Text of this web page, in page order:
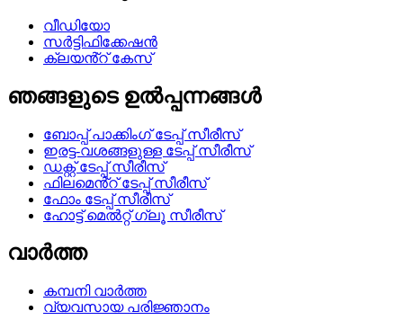
വീഡിയോ
സർട്ടിഫിക്കേഷൻ
ക്ലയൻ്റ് കേസ്
ഞങ്ങളുടെ ഉൽപ്പന്നങ്ങൾ
ബോപ്പ് പാക്കിംഗ് ടേപ്പ് സീരീസ്
ഇരട്ട-വശങ്ങളുള്ള ടേപ്പ് സീരീസ്
ഡക്റ്റ് ടേപ്പ് സീരീസ്
ഫിലമെൻ്റ് ടേപ്പ് സീരീസ്
ഫോം ടേപ്പ് സീരീസ്
ഹോട്ട് മെൽറ്റ് ഗ്ലൂ സീരീസ്
വാർത്ത
കമ്പനി വാർത്ത
വ്യവസായ പരിജ്ഞാനം